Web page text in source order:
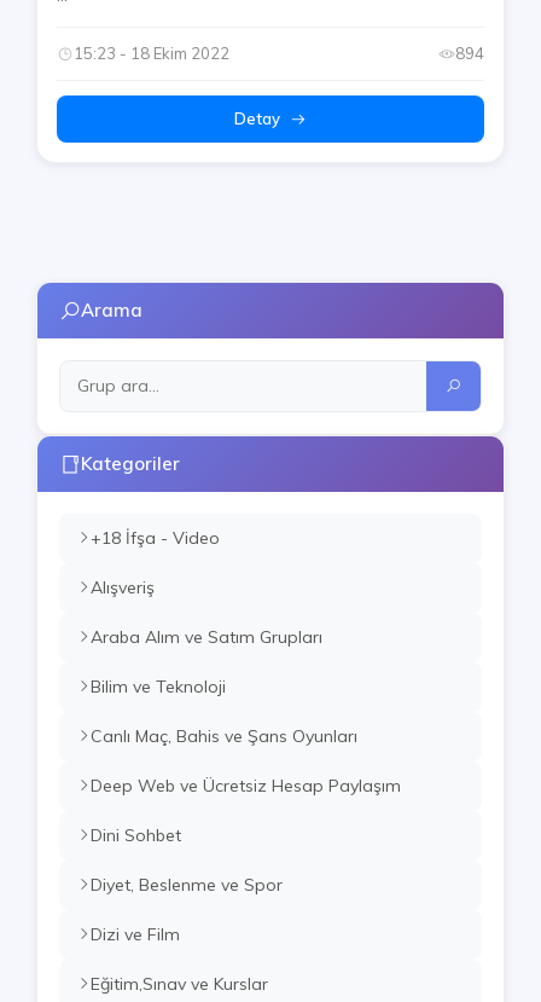
Arama
Kategoriler
+18 İfşa - Video
Alışveriş
Araba Alım ve Satım Grupları
Bilim ve Teknoloji
Canlı Maç, Bahis ve Şans Oyunları
Deep Web ve Ücretsiz Hesap Paylaşım
Dini Sohbet
Diyet, Beslenme ve Spor
Dizi ve Film
Eğitim,Sınav ve Kurslar
15:23 - 18 Ekim 2022 894
Detay